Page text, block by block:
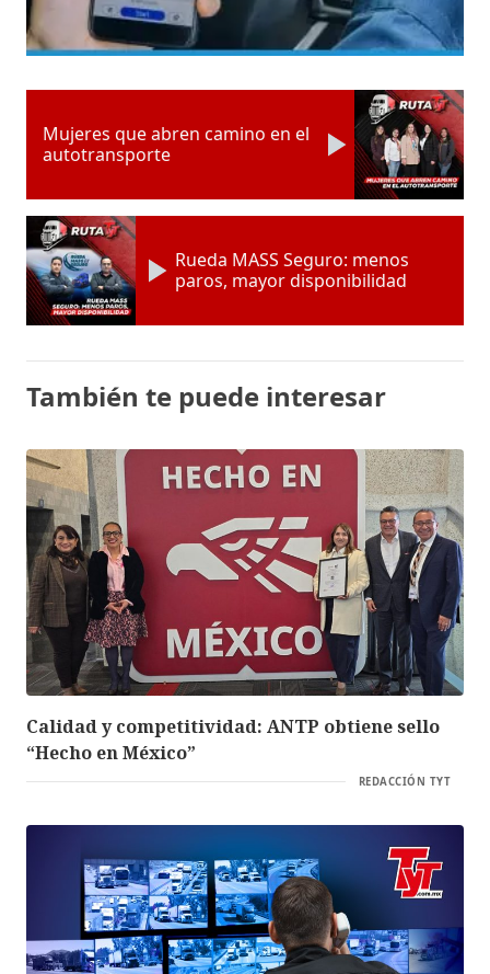
Mujeres que abren camino en el
autotransporte
Rueda MASS Seguro: menos
paros, mayor disponibilidad
También te puede interesar
Calidad y competitividad: ANTP obtiene sello
“Hecho en México”
REDACCIÓN TYT